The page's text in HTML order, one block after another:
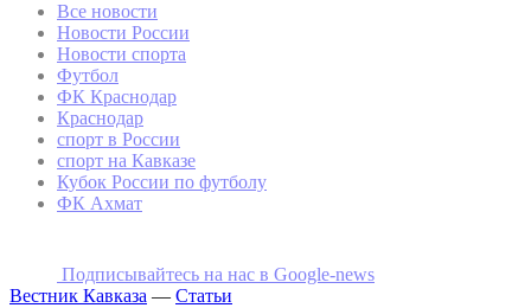
Все новости
Новости России
Новости спорта
Футбол
ФК Краснодар
Краснодар
спорт в России
спорт на Кавказе
Кубок России по футболу
ФК Ахмат
Подписывайтесь на наc в Google-news
Вестник Кавказа — Статьи